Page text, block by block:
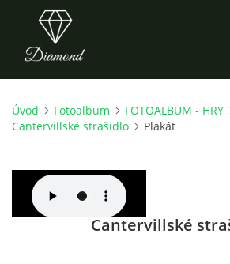
ÚVOD
O NÁS
Úvod Fotoalbum
FOTOALBUM - HRY
Cantervillské strašidlo
Plakát
Cantervillské